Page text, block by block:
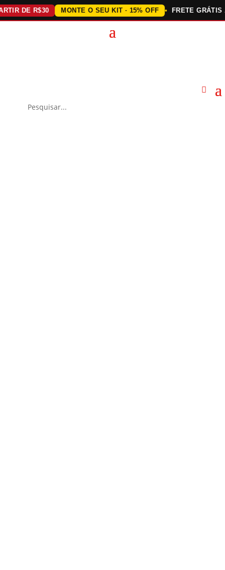
DE R$30 MONTE O SEU KIT · 15% OFF FRETE GRÁTIS